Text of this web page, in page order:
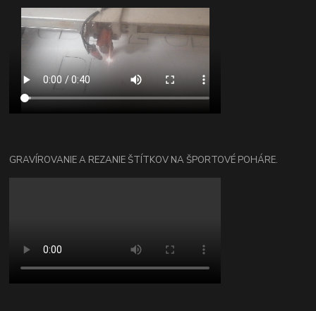
GRAVÍROVANIE A REZANIE ŠTÍTKOV NA ŠPORTOVÉ POHÁRE.